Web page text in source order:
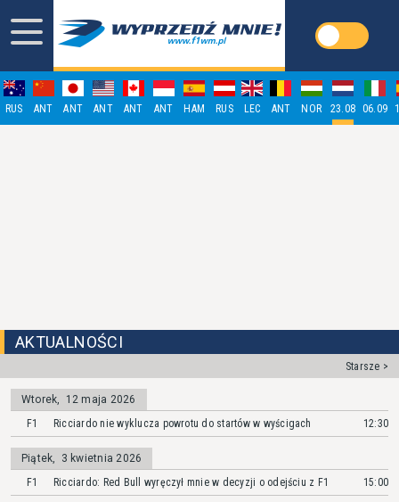
RUS ANT ANT ANT ANT ANT HAM RUS LEC ANT NOR 23.08 06.09
AKTUALNOŚCI
Starsze >
Wtorek,
12 maja 2026
F1
Ricciardo nie wyklucza powrotu do startów w wyścigach 12:30
Piątek,
3 kwietnia 2026
F1
Ricciardo: Red Bull wyręczył mnie w decyzji o odejściu z F1 15:00